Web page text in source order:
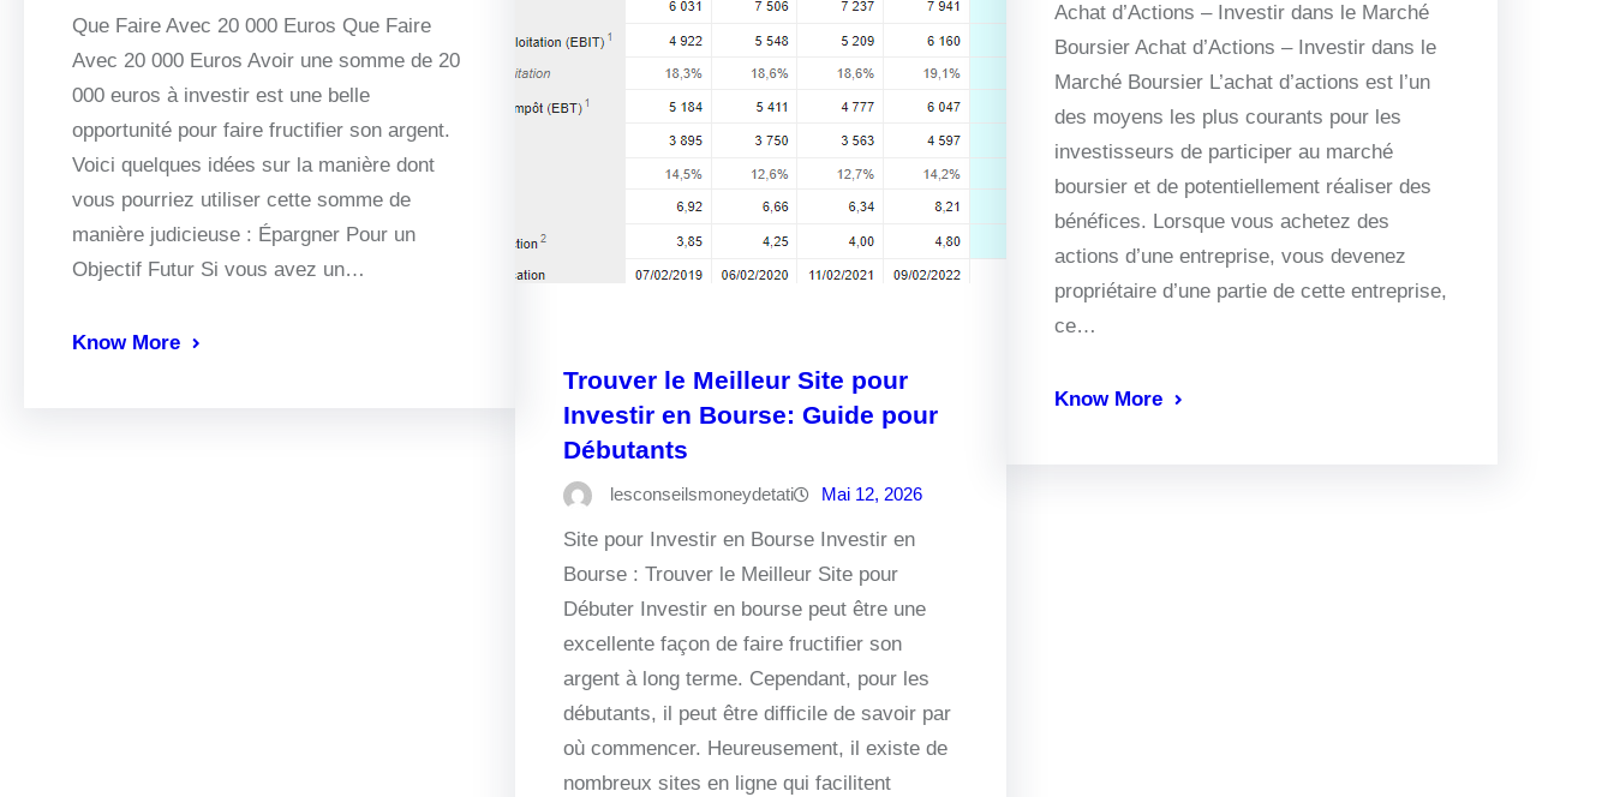
Que Faire Avec 20 000 Euros Que Faire
Avec 20 000 Euros Avoir une somme de 20
000 euros à investir est une belle
opportunité pour faire fructifier son argent.
Voici quelques idées sur la manière dont
vous pourriez utiliser cette somme de
manière judicieuse : Épargner Pour un
Objectif Futur Si vous avez un…
Know More
Trouver le Meilleur Site pour
Investir en Bourse: Guide pour
Débutants
lesconseilsmoneydetati Mai 12, 2026
Site pour Investir en Bourse Investir en
Bourse : Trouver le Meilleur Site pour
Débuter Investir en bourse peut être une
excellente façon de faire fructifier son
argent à long terme. Cependant, pour les
débutants, il peut être difficile de savoir par
où commencer. Heureusement, il existe de
nombreux sites en ligne qui facilitent
Achat d’Actions – Investir dans le Marché
Boursier Achat d’Actions – Investir dans le
Marché Boursier L’achat d’actions est l’un
des moyens les plus courants pour les
investisseurs de participer au marché
boursier et de potentiellement réaliser des
bénéfices. Lorsque vous achetez des
actions d’une entreprise, vous devenez
propriétaire d’une partie de cette entreprise,
ce…
Know More